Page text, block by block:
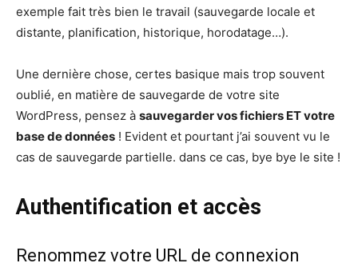
exemple fait très bien le travail (sauvegarde locale et
distante, planification, historique, horodatage…).
Une dernière chose, certes basique mais trop souvent
oublié, en matière de sauvegarde de votre site
WordPress, pensez à sauvegarder vos fichiers ET votre
base de données ! Evident et pourtant j’ai souvent vu le
cas de sauvegarde partielle. dans ce cas, bye bye le site !
Authentification et accès
Renommez votre URL de connexion